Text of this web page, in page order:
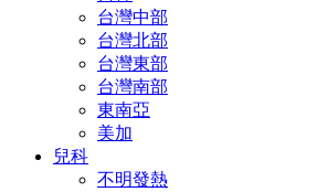
台灣中部
台灣北部
台灣東部
台灣南部
東南亞
美加
兒科
不明發熱